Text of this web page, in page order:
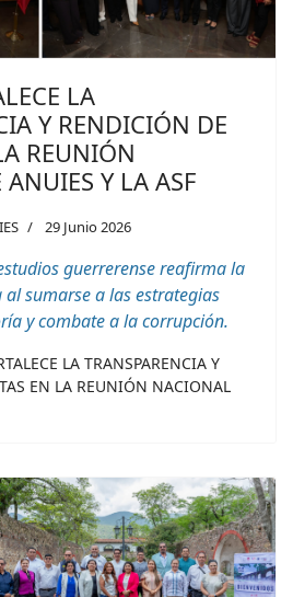
LA
Y RENDICIÓN DE
REUNIÓN
Y LA ASF
29 Junio 2026
guerrerense reafirma la
sumarse a las estrategias
y combate a la corrupción.
LA TRANSPARENCIA Y
EN LA REUNIÓN NACIONAL